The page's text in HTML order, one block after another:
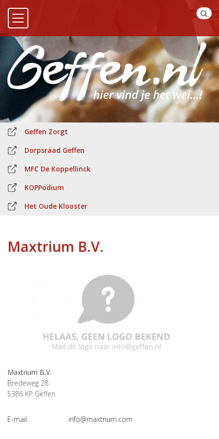
Geffen Zorgt
Dorpsraad Geffen
MFC De Koppellinck
KOPPodium
Het Oude Klooster
Maxtrium B.V.
Maxtrium B.V.
Bredeweg 28
5386 KP Geffen
E-mail: info@maxtrium.com